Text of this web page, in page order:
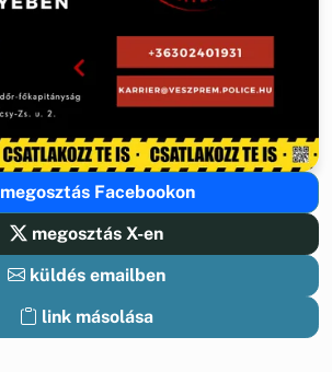
megosztás Facebookon
megosztás X-en
küldés emailben
link másolása